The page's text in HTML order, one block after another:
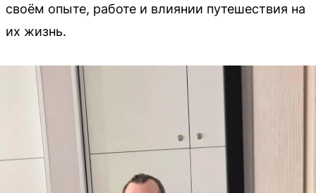
своём опыте, работе и влиянии путешествия на
их жизнь.